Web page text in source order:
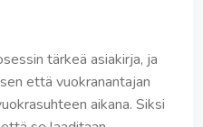
tärkeä asiakirja, ja
että vuokranantajan
aikana. Siksi